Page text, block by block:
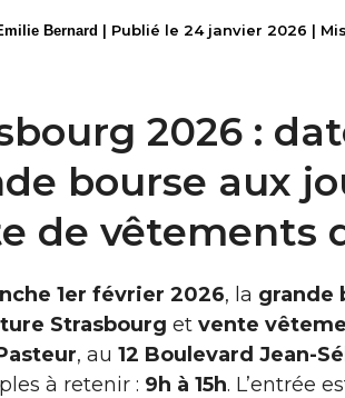
Bernard | Publié le 24 janvier 2026 |
2026 :
bourse aux
de vêtements
1er février 2026, la grande
Strasbourg et vente
, au 12 Boulevard Jean-
à retenir : 9h à 15h. L’entrée